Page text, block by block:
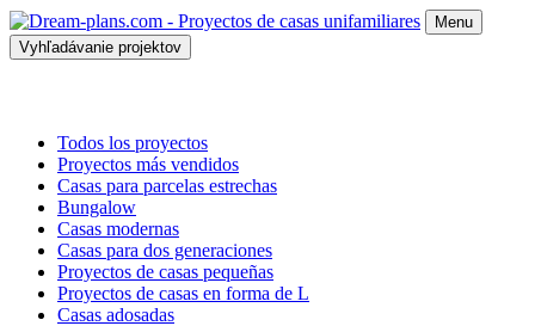
Menu
Vyhľadávanie projektov
Todos los proyectos
Proyectos más vendidos
Casas para parcelas estrechas
Bungalow
Casas modernas
Casas para dos generaciones
Proyectos de casas pequeñas
Proyectos de casas en forma de L
Casas adosadas